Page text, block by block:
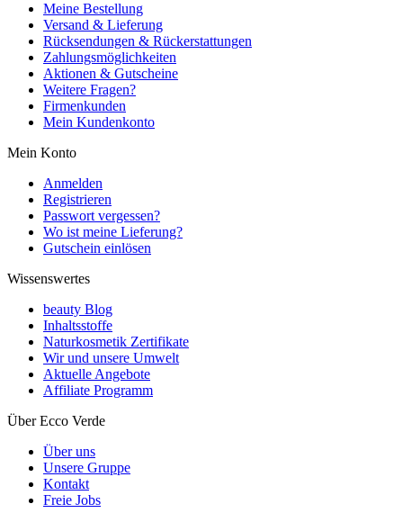
Meine Bestellung
Versand & Lieferung
Rücksendungen & Rückerstattungen
Zahlungsmöglichkeiten
Aktionen & Gutscheine
Weitere Fragen?
Firmenkunden
Mein Kundenkonto
Mein Konto
Anmelden
Registrieren
Passwort vergessen?
Wo ist meine Lieferung?
Gutschein einlösen
Wissenswertes
beauty Blog
Inhaltsstoffe
Naturkosmetik Zertifikate
Wir und unsere Umwelt
Aktuelle Angebote
Affiliate Programm
Über Ecco Verde
Über uns
Unsere Gruppe
Kontakt
Freie Jobs